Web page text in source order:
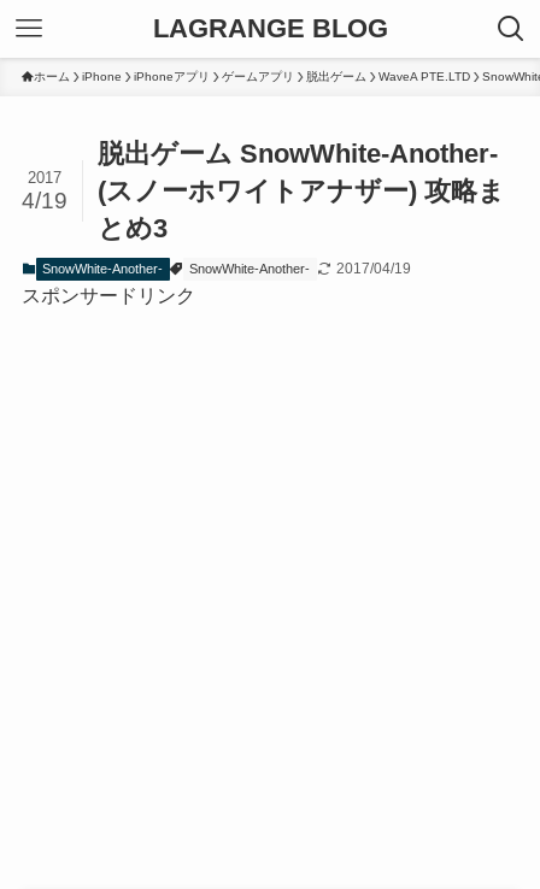
LAGRANGE BLOG
ホーム iPhone iPhoneアプリ ゲームアプリ 脱出ゲーム WaveA PTE.LTD
脱出ゲーム SnowWhite-Another-
(スノーホワイトアナザー) 攻略ま
とめ3
2017
4/19
SnowWhite-Another- SnowWhite-Another- 2017/04/19
スポンサードリンク